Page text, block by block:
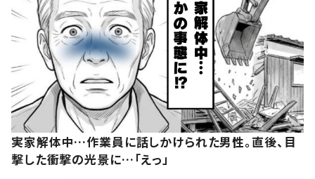
実家解体中…作業員に話しかけられた男性。直後、目
撃した衝撃の光景に…「えっ」